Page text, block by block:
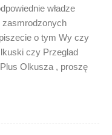
władze
zasmrodzonych
o tym Wy czy
czy Przeglad
Olkusza , proszę